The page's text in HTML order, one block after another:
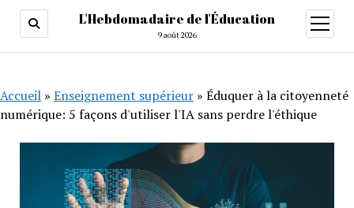
L'Hebdomadaire de l'Éducation
9 août 2026
ouvrir
menu
Accueil » Enseignement supérieur » Éduquer à la citoyenneté
numérique: 5 façons d'utiliser l'IA sans perdre l'éthique